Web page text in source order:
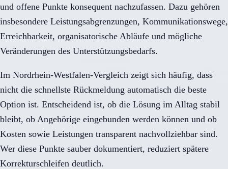
und offene Punkte konsequent nachzufassen. Dazu gehören
insbesondere Leistungsabgrenzungen, Kommunikationswege,
Erreichbarkeit, organisatorische Abläufe und mögliche
Veränderungen des Unterstützungsbedarfs.
Im Nordrhein-Westfalen-Vergleich zeigt sich häufig, dass
nicht die schnellste Rückmeldung automatisch die beste
Option ist. Entscheidend ist, ob die Lösung im Alltag stabil
bleibt, ob Angehörige eingebunden werden können und ob
Kosten sowie Leistungen transparent nachvollziehbar sind.
Wer diese Punkte sauber dokumentiert, reduziert spätere
Korrekturschleifen deutlich.